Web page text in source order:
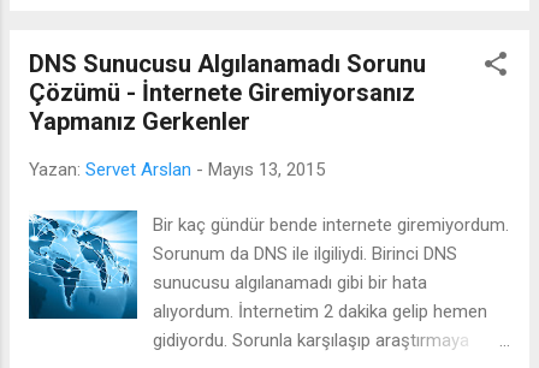
sorunumuza bir çare arıyoruz ama
bulamıyoruz. İşte bu gibi durumlarda sizlere
önereceğim en etkili yol sorununuz veya
vasıtasıyla çözmenizdir. Tabii bu da bir çok
unutmayın ki en etkili yöntem kendi bildiğimiz
yöntemdir. Kendi yöntemlerinizi (herhangi bir
konuda) geliştirebilmeniz için
önerebileceklerim; 1- Uğraşacağınız konuyu
tam olarak anlayın/benimseyin. Bir konu
DNS Sunucusu Algılanamadı Sorunu
Çözümü - İnternete Giremiyorsanız
Yapmanız Gerkenler
Yazan: Servet Arslan - Mayıs 13, 2015
Bir kaç gündür bende internete giremiyordum.
Sorunum da DNS ile ilgiliydi. Birinci DNS
sunucusu algılanamadı gibi bir hata
alıyordum. İnternetim 2 dakika gelip hemen
gidiyordu. Sorunla karşılaşıp araştırmaya